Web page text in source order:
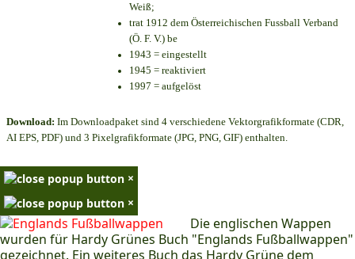
Weiß;
trat 1912 dem Österreichischen Fussball Verband
(Ö. F. V.) be
1943 = eingestellt
1945 = reaktiviert
1997 = aufgelöst
Download: Im Downloadpaket sind 4 verschiedene Vektorgrafikformate (CDR,
AI EPS, PDF) und 3 Pixelgrafikformate (JPG, PNG, GIF) enthalten.
×
×
Die englischen Wappen
wurden für Hardy Grünes Buch "Englands Fußballwappen"
gezeichnet. Ein weiteres Buch das Hardy Grüne dem